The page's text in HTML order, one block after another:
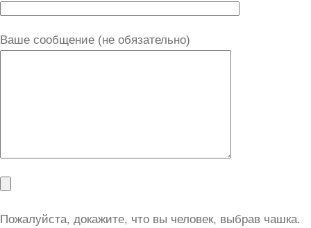
Ваше сообщение (не обязательно)
Пожалуйста, докажите, что вы человек, выбрав чашка.